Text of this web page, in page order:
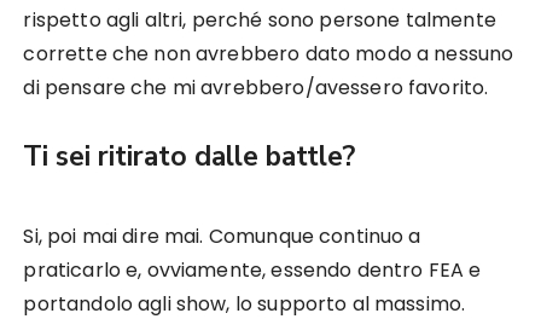
rispetto agli altri, perché sono persone talmente
corrette che non avrebbero dato modo a nessuno
di pensare che mi avrebbero/avessero favorito.
Ti sei ritirato dalle battle?
Si, poi mai dire mai. Comunque continuo a
praticarlo e, ovviamente, essendo dentro FEA e
portandolo agli show, lo supporto al massimo.